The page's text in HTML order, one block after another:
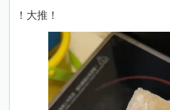
！大推！